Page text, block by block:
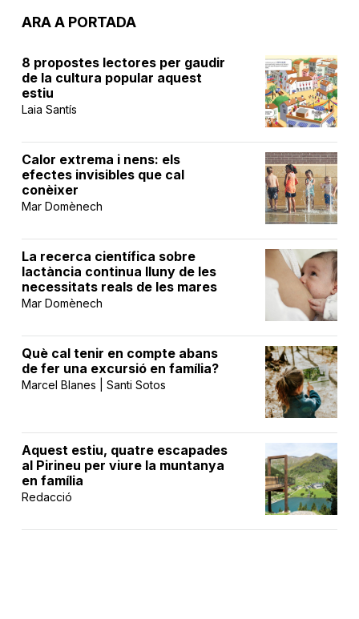
ARA A PORTADA
8 propostes lectores per gaudir
de la cultura popular aquest
estiu
Laia Santís
Calor extrema i nens: els
efectes invisibles que cal
conèixer
Mar Domènech
La recerca científica sobre
lactància continua lluny de les
necessitats reals de les mares
Mar Domènech
Què cal tenir en compte abans
de fer una excursió en família?
Marcel Blanes | Santi Sotos
Aquest estiu, quatre escapades
al Pirineu per viure la muntanya
en família
Redacció